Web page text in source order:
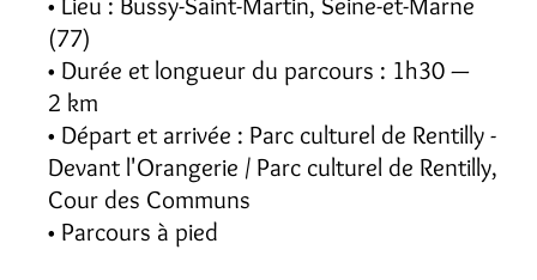
(77)
Durée et longueur du parcours : 1h30 —
2 km
Départ et arrivée : Parc culturel de Rentilly -
Devant l'Orangerie / Parc culturel de Rentilly,
Cour des Communs
Parcours à pied